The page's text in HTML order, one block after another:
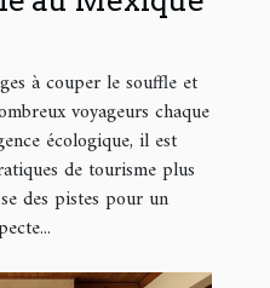
à couper le souffle et
voyageurs chaque
écologique, il est
de tourisme plus
des pistes pour un